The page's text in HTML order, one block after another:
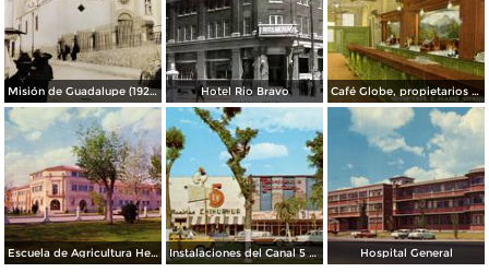
Misión de Guadalupe (1924) Hotel Rio Bravo Café Globe, propietarios Mooney & Hanlan
Escuela de Agricultura Hermanos Escobar Instalaciones del Canal 5 XEJ TV Hospital General